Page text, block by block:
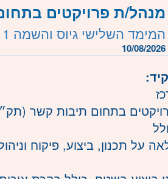
- תל אביב, פתח תקווה, רמת גן
יעקב, נתניה ועמק
מנהל/ת פרויקטים
המימד השלישי גיוס והשמה 1
10/08/2026
בתחום תיבות קשר
על תכנון, ביצוע, פיקוח